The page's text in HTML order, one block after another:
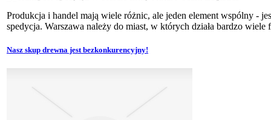
Produkcja i handel mają wiele różnic, ale jeden element wspólny -
spedycja. Warszawa należy do miast, w których działa bardzo
Nasz skup drewna jest bezkonkurencyjny!